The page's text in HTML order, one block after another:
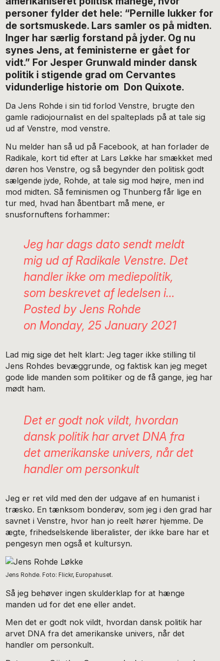
personer fylder det hele: “Pernille lukker for
de sortsmuskede. Lars samler os på midten.
Inger har særlig forstand på jyder. Og nu
synes Jens, at feministerne er gået for
vidt.” For Jesper Grunwald minder dansk
politik i stigende grad om Cervantes
vidunderlige historie om Don Quixote.
Da Jens Rohde i sin tid forlod Venstre, brugte den
gamle radiojournalist en del spalteplads på at tale sig
ud af Venstre, mod venstre.
Nu melder han så ud på Facebook, at han forlader de
Radikale, kort tid efter at Lars Løkke har smækket med
døren hos Venstre, og så begynder den politisk godt
sælgende jyde, Rohde, at tale sig mod højre, men ind
mod midten. Så feminismen og Thunberg får lige en
tur med, hvad han åbentbart må mene, er
snusfornuftens forhammer:
Jeg har dags dato sendt meldt
mig ud af Radikale Venstre. Det
handler ikke om mediepolitik,
som beskrevet af ledelsen i…
Posted by Jens Rohde
on Monday, 25 January 2021
Lad mig sige det helt klart: Jeg tager ikke stilling til
Jens Rohdes bevæggrunde, og faktisk kan jeg meget
gode lide manden som politiker og de få gange, jeg har
mødt ham.
Det er godt nok vildt, hvordan
dansk politik har arvet DNA fra
det amerikanske univers, når det
handler om personkult
Jeg er ret vild med den der udgave af en humanist i
træsko. En tænksom bonderøv, som jeg i den grad har
savnet i Venstre, hvor han jo reelt hører hjemme. De
ægte, frihedselskende liberalister, der ikke bare har et
pengesyn men også et kultursyn.
Jens Rohde. Foto: Flickr, Europahuset.
Så jeg behøver ingen skulderklap for at hænge
manden ud for det ene eller andet.
Men det er godt nok vildt, hvordan dansk politik har
arvet DNA fra det amerikanske univers, når det
handler om personkult.